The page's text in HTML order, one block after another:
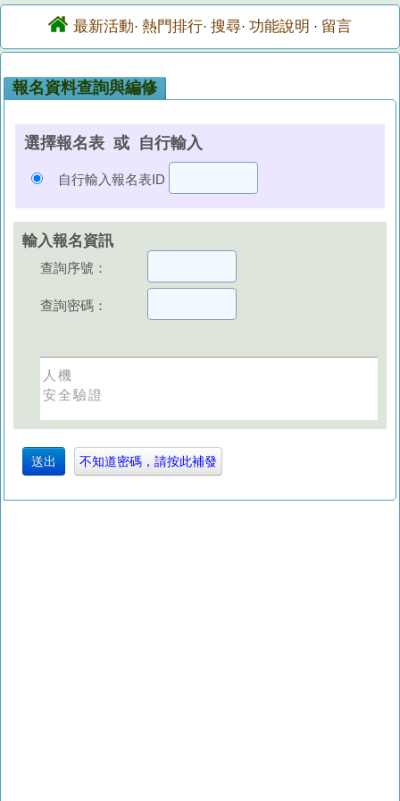
最新活動· 熱門排行· 搜尋· 功能說明 · 留言
報名資料查詢與編修
選擇報名表 或 自行輸入
自行輸入報名表ID
輸入報名資訊
查詢序號：
查詢密碼：
人機
安全驗證